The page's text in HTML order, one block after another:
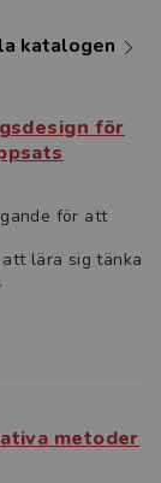
katalogen
för
för att
lära sig tänka
metoder